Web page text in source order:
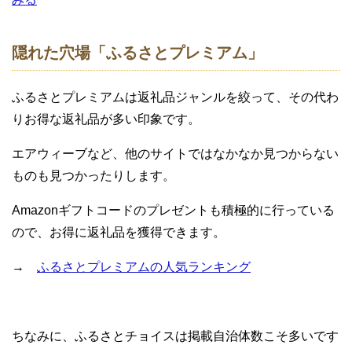
隠れた穴場「ふるさとプレミアム」
ふるさとプレミアムは返礼品ジャンルを絞って、その代わ
りお得な返礼品が多い印象です。
エアウィーブなど、他のサイトではなかなか見つからない
ものも見つかったりします。
Amazonギフトコードのプレゼントも積極的に行っている
ので、お得に返礼品を獲得できます。
→ ふるさとプレミアムの人気ランキング
ちなみに、ふるさとチョイスは掲載自治体数こそ多いです